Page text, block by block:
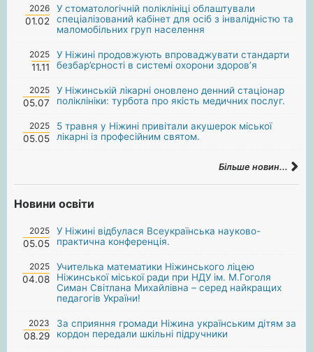
2026
01.02
У стоматологічній поліклініці облаштували
спеціалізований кабінет для осіб з інвалідністю та
маломобільних груп населення
2025
11.11
У Ніжині продовжують впроваджувати стандарти
безбар’єрності в системі охорони здоров’я
2025
05.07
У Ніжинській лікарні оновлено денний стаціонар
поліклініки: турбота про якість медичних послуг.
2025
05.05
5 травня у Ніжині привітали акушерок міської
лікарні із професійним святом.
Більше новин...
Новини освіти
2025
05.05
У Ніжині відбулася Всеукраїнська науково-
практична конференція.
2025
04.08
Учителька математики Ніжинського ліцею
Ніжинської міської ради при НДУ ім. М.Гоголя
Симан Світлана Михайлівна – серед найкращих
педагогів України!
2023
08.29
За сприяння громади Ніжина українським дітям за
кордон передали шкільні підручники